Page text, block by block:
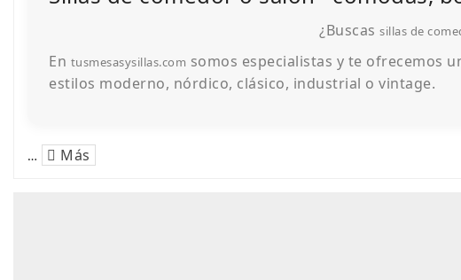
¿Buscassillas de
En tusmesasysillas.com somos especialistas y te ofrecemos
estilos moderno, nórdico, clásico, industrial o vintage.
… Más